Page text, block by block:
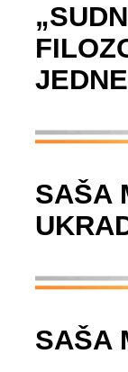
SAŠA
SAŠA